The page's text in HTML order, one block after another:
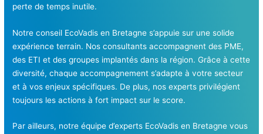
perte de temps inutile.
Notre conseil EcoVadis en Bretagne s’appuie sur une solide
expérience terrain. Nos consultants accompagnent des PME,
des ETI et des groupes implantés dans la région. Grâce à cette
diversité, chaque accompagnement s’adapte à votre secteur
et à vos enjeux spécifiques. De plus, nos experts privilégient
toujours les actions à fort impact sur le score.
Par ailleurs, notre équipe d’experts EcoVadis en Bretagne vous